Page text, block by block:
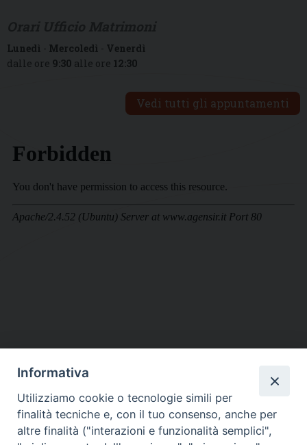
Lunedì - Mercoledì - Venerdì
dalle ore 9:30 alle ore 12:30
Vedi tutti gli appuntamenti
DIOCESI SUBURBICARIA DI ALBANO
Contatti:Tel.: 06.93268401 - Fax.: 06.9323844
E-mail:curia@diocesidialbano.it
Informativa
Utilizziamo cookie o tecnologie simili per
finalità tecniche e, con il tuo consenso, anche per
altre finalità ("interazioni e funzionalità semplici",